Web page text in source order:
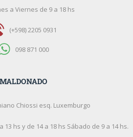
a Viernes de 9 a 18 hs
(+598) 2205 0931
098 871 000
MALDONADO
Chiossi esq. Luxemburgo
13 hs y de 14 a 18 hs Sábado de 9 a 14 hs.